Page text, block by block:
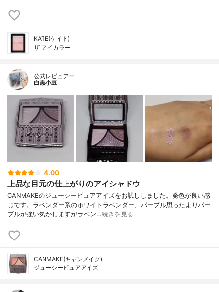
KATE(ケイト)
ザ アイカラー
公式レビュアー
白黒小豆
4.00
上品な目元の仕上がりのアイシャドウ
CANMAKEのジューシーピュアアイズをお試ししました。発色が良い感
じです。ラベンダー系のホワイトラベンダー、パープル思ったよりパー
プルが強い気がしますがラベン…続きを見る
CANMAKE(キャンメイク)
ジューシーピュアアイズ